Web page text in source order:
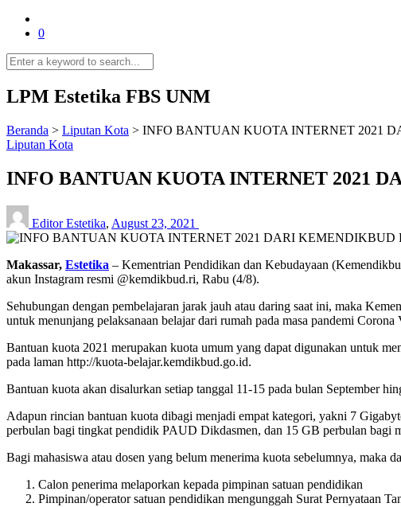
0
LPM Estetika FBS UNM
Beranda > Liputan Kota > INFO BANTUAN KUOTA INTERNET 2021
Liputan Kota
INFO BANTUAN KUOTA INTERNET 2021
Editor Estetika, August 23, 2021
Makassar, Estetika – Kementrian Pendidikan dan Kebudayaan
akun Instagram resmi @kemdikbud.ri, Rabu (4/8).
Sehubungan dengan pembelajaran jarak jauh atau daring saat ini, maka
untuk menunjang pelaksanaan belajar dari rumah pada masa pandemi
Bantuan kuota 2021 merupakan kuota umum yang dapat digunakan untuk
pada laman http://kuota-belajar.kemdikbud.go.id.
Bantuan kuota akan disalurkan setiap tanggal 11-15 pada bulan September
Adapun rincian bantuan kuota dibagi menjadi empat kategori, yakni 7
perbulan bagi tingkat pendidik PAUD Dikdasmen, dan 15 GB perbulan bagi
Bagi mahasiswa atau dosen yang belum menerima kuota sebelumnya, maka
Calon penerima melaporkan kepada pimpinan satuan pendidikan
Pimpinan/operator satuan pendidikan mengunggah Surat Pernyataan